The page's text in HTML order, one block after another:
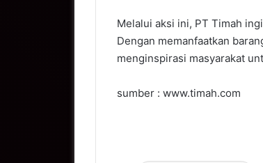
Melalui aksi ini, PT Timah
Dengan memanfaatkan
menginspirasi masyarakat
sumber : www.timah.com